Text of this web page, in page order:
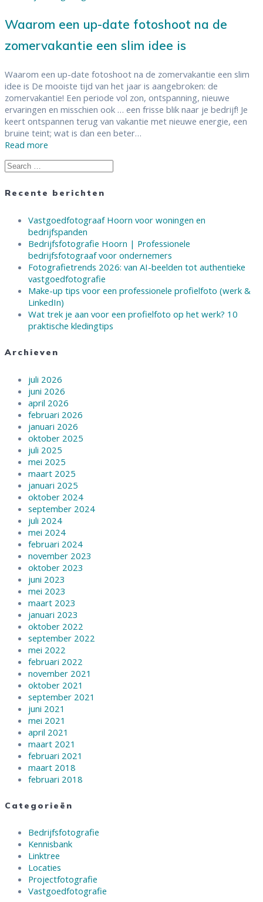
Waarom een up-date fotoshoot na de
zomervakantie een slim idee is
Waarom een up-date fotoshoot na de zomervakantie een slim
idee is De mooiste tijd van het jaar is aangebroken: de
zomervakantie! Een periode vol zon, ontspanning, nieuwe
ervaringen en misschien ook … een frisse blik naar je bedrijf! Je
keert ontspannen terug van vakantie met nieuwe energie, een
bruine teint; wat is dan een beter…
Read more
Search
Recente berichten
Vastgoedfotograaf Hoorn voor woningen en
bedrijfspanden
Bedrijfsfotografie Hoorn | Professionele
bedrijfsfotograaf voor ondernemers
Fotografietrends 2026: van AI-beelden tot authentieke
vastgoedfotografie
Make-up tips voor een professionele profielfoto (werk &
LinkedIn)
Wat trek je aan voor een profielfoto op het werk? 10
praktische kledingtips
Archieven
juli 2026
juni 2026
april 2026
februari 2026
januari 2026
oktober 2025
juli 2025
mei 2025
maart 2025
januari 2025
oktober 2024
september 2024
juli 2024
mei 2024
februari 2024
november 2023
oktober 2023
juni 2023
mei 2023
maart 2023
januari 2023
oktober 2022
september 2022
mei 2022
februari 2022
november 2021
oktober 2021
september 2021
juni 2021
mei 2021
april 2021
maart 2021
februari 2021
maart 2018
februari 2018
Categorieën
Bedrijfsfotografie
Kennisbank
Linktree
Locaties
Projectfotografie
Vastgoedfotografie